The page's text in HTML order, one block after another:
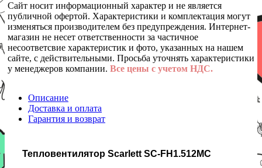
Сайт носит информационный характер и не является
публичной офертой. Характеристики и комплектация могут
изменяться производителем без предупреждения. Интернет-
магазин не несет ответственности за частичное
несоответсвие характеристик и фото, указанных на нашем
сайте, с действительными. Просьба уточнять характеристики
у менеджеров компании. Все цены с учетом НДС.
Описание
Доставка и оплата
Гарантия и возврат
Тепловентилятор Scarlett SC-FH1.512MC